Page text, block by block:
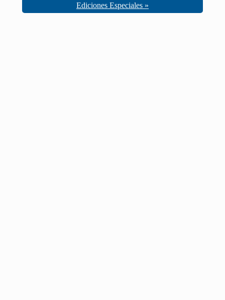
Ediciones Especiales »